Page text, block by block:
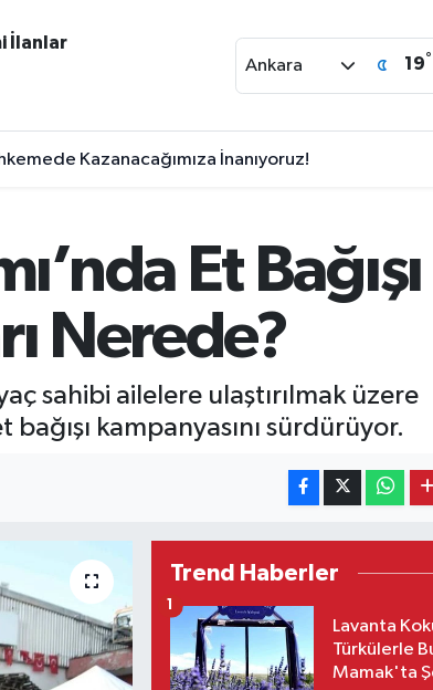
İlanlar
Ankara 19°
Kazanacağımıza İnanıyoruz!
Et Bağışı
Nerede?
sahibi ailelere ulaştırılmak üzere
kampanyasını sürdürüyor.
Trend Haberler
Lavanta
Türkülerle
Mamak'ta
1